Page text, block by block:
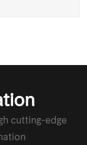
cutting-edge